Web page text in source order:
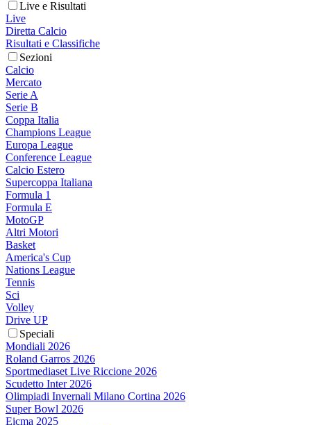
Live e Risultati
Live
Diretta Calcio
Risultati e Classifiche
Sezioni
Calcio
Mercato
Serie A
Serie B
Coppa Italia
Champions League
Europa League
Conference League
Calcio Estero
Supercoppa Italiana
Formula 1
Formula E
MotoGP
Altri Motori
Basket
America's Cup
Nations League
Tennis
Sci
Volley
Drive UP
Speciali
Mondiali 2026
Roland Garros 2026
Sportmediaset Live Riccione 2026
Scudetto Inter 2026
Olimpiadi Invernali Milano Cortina 2026
Super Bowl 2026
Eicma 2025